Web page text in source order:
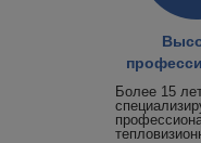
Более 15